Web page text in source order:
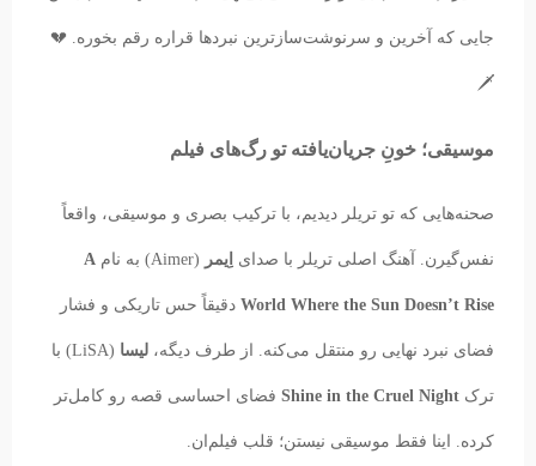
جایی که آخرین و سرنوشت‌سازترین نبردها قراره رقم بخوره. 💔
🗡️
موسیقی؛ خونِ جریان‌یافته تو رگ‌های فیلم
صحنه‌هایی که تو تریلر دیدیم، با ترکیب بصری و موسیقی، واقعاً
نفس‌گیرن. آهنگ اصلی تریلر با صدای اِیمر (Aimer) به نام A
World Where the Sun Doesn’t Rise دقیقاً حس تاریکی و فشار
فضای نبرد نهایی رو منتقل می‌کنه. از طرف دیگه، لیسا (LiSA) با
ترک Shine in the Cruel Night فضای احساسی قصه رو کامل‌تر
کرده. اینا فقط موسیقی نیستن؛ قلب فیلم‌ان.